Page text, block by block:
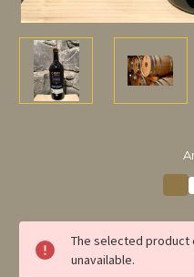
von
en
The selected product
unavailable.